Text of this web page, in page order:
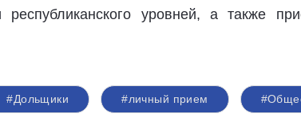
республиканского уровней, а также
#Дольщики #личный прием